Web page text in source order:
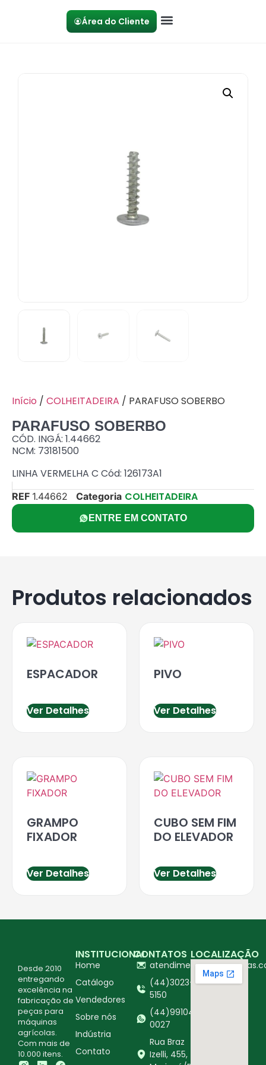
Área do Cliente
Início / COLHEITADEIRA / PARAFUSO SOBERBO
PARAFUSO SOBERBO
CÓD. INGÁ: 1.44662
NCM: 73181500
LINHA VERMELHA C Cód: 126173A1
REF 1.44662 Categoria COLHEITADEIRA
ENTRE EM CONTATO
Produtos relacionados
ESPACADOR
Ver Detalhes
PIVO
Ver Detalhes
GRAMPO
FIXADOR
Ver Detalhes
CUBO SEM FIM
DO ELEVADOR
Ver Detalhes
Desde 2010
entregando
excelência na
fabricação de
peças para
máquinas
agrícolas.
Com mais de
10.000 itens.
INSTITUCIONAL
Home
Catálogo
Vendedores
Sobre nós
Indústria
Contato
CONTATOS
(44)3023-
5150
(44)99104-
0027
Rua Braz
Izelli, 455,
LOCALIZAÇÃO